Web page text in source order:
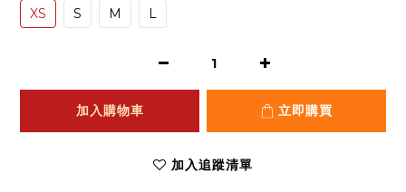
XS S M L
加入購物車 立即購買
加入追蹤清單